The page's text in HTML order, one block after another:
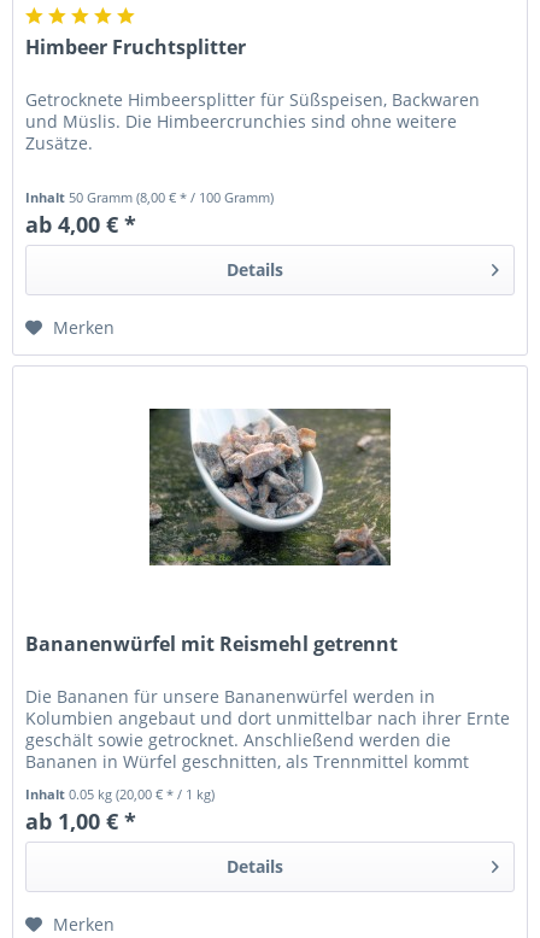
Himbeer Fruchtsplitter
Getrocknete Himbeersplitter für Süßspeisen, Backwaren
und Müslis. Die Himbeercrunchies sind ohne weitere
Zusätze.
Inhalt 50 Gramm(8,00 € * / 100 Gramm)
ab 4,00 € *
Details
Merken
Bananenwürfel mit Reismehl getrennt
Die Bananen für unsere Bananenwürfel werden in
Kolumbien angebaut und dort unmittelbar nach ihrer Ernte
geschält sowie getrocknet. Anschließend werden die
Bananen in Würfel geschnitten, als Trennmittel kommt
Inhalt0.05 kg(20,00 € * / 1 kg)
ab 1,00 € *
Details
Merken